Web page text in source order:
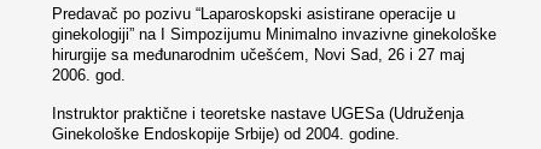
Predavač po pozivu “Laparoskopski asistirane operacije u
ginekologiji” na I Simpozijumu Minimalno invazivne ginekološke
hirurgije sa međunarodnim učešćem, Novi Sad, 26 i 27 maj
2006. god.
Instruktor praktične i teoretske nastave UGESa (Udruženja
Ginekološke Endoskopije Srbije) od 2004. godine.